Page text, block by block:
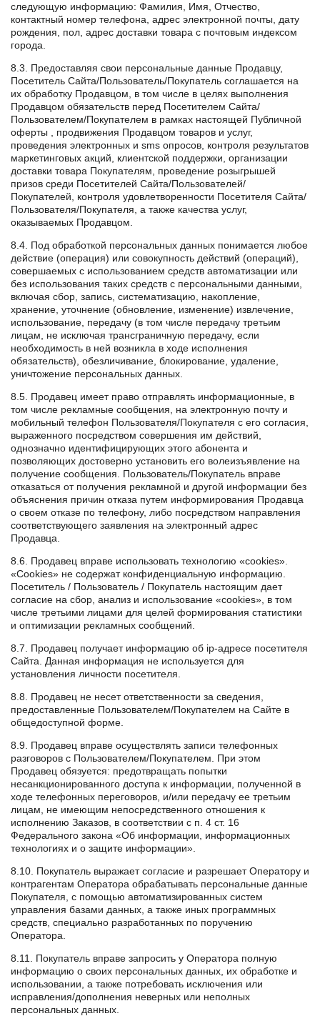
следующую информацию: Фамилия, Имя, Отчество,
контактный номер телефона, адрес электронной почты, дату
рождения, пол, адрес доставки товара с почтовым индексом
города.
8.3. Предоставляя свои персональные данные Продавцу,
Посетитель Сайта/Пользователь/Покупатель соглашается на
их обработку Продавцом, в том числе в целях выполнения
Продавцом обязательств перед Посетителем Сайта/
Пользователем/Покупателем в рамках настоящей Публичной
оферты , продвижения Продавцом товаров и услуг,
проведения электронных и sms опросов, контроля результатов
маркетинговых акций, клиентской поддержки, организации
доставки товара Покупателям, проведение розыгрышей
призов среди Посетителей Сайта/Пользователей/
Покупателей, контроля удовлетворенности Посетителя Сайта/
Пользователя/Покупателя, а также качества услуг,
оказываемых Продавцом.
8.4. Под обработкой персональных данных понимается любое
действие (операция) или совокупность действий (операций),
совершаемых с использованием средств автоматизации или
без использования таких средств с персональными данными,
включая сбор, запись, систематизацию, накопление,
хранение, уточнение (обновление, изменение) извлечение,
использование, передачу (в том числе передачу третьим
лицам, не исключая трансграничную передачу, если
необходимость в ней возникла в ходе исполнения
обязательств), обезличивание, блокирование, удаление,
уничтожение персональных данных.
8.5. Продавец имеет право отправлять информационные, в
том числе рекламные сообщения, на электронную почту и
мобильный телефон Пользователя/Покупателя с его согласия,
выраженного посредством совершения им действий,
однозначно идентифицирующих этого абонента и
позволяющих достоверно установить его волеизъявление на
получение сообщения. Пользователь/Покупатель вправе
отказаться от получения рекламной и другой информации без
объяснения причин отказа путем информирования Продавца
о своем отказе по телефону, либо посредством направления
соответствующего заявления на электронный адрес
Продавца.
8.6. Продавец вправе использовать технологию «cookies».
«Cookies» не содержат конфиденциальную информацию.
Посетитель / Пользователь / Покупатель настоящим дает
согласие на сбор, анализ и использование «cookies», в том
числе третьими лицами для целей формирования статистики
и оптимизации рекламных сообщений.
8.7. Продавец получает информацию об ip-адресе посетителя
Сайта. Данная информация не используется для
установления личности посетителя.
8.8. Продавец не несет ответственности за сведения,
предоставленные Пользователем/Покупателем на Сайте в
общедоступной форме.
8.9. Продавец вправе осуществлять записи телефонных
разговоров с Пользователем/Покупателем. При этом
Продавец обязуется: предотвращать попытки
несанкционированного доступа к информации, полученной в
ходе телефонных переговоров, и/или передачу ее третьим
лицам, не имеющим непосредственного отношения к
исполнению Заказов, в соответствии с п. 4 ст. 16
Федерального закона «Об информации, информационных
технологиях и о защите информации».
8.10. Покупатель выражает согласие и разрешает Оператору и
контрагентам Оператора обрабатывать персональные данные
Покупателя, с помощью автоматизированных систем
управления базами данных, а также иных программных
средств, специально разработанных по поручению
Оператора.
8.11. Покупатель вправе запросить у Оператора полную
информацию о своих персональных данных, их обработке и
использовании, а также потребовать исключения или
исправления/дополнения неверных или неполных
персональных данных.